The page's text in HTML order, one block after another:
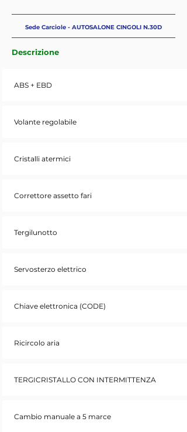
Sede Carciole - AUTOSALONE CINGOLI N.30D
Descrizione
ABS + EBD
Volante regolabile
Cristalli atermici
Correttore assetto fari
Tergilunotto
Servosterzo elettrico
Chiave elettronica (CODE)
Ricircolo aria
TERGICRISTALLO CON INTERMITTENZA
Cambio manuale a 5 marce